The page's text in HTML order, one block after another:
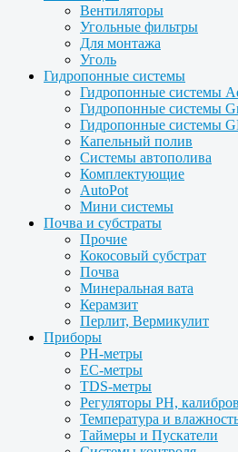
Вентиляторы
Угольные фильтры
Для монтажа
Уголь
Гидропонные системы
Гидропонные системы
Гидропонные системы
Гидропонные системы
Капельный полив
Системы автополива
Комплектующие
AutoPot
Мини системы
Почва и субстраты
Прочие
Кокосовый субстрат
Почва
Минеральная вата
Керамзит
Перлит, Вермикулит
Приборы
PH-метры
EC-метры
TDS-метры
Регуляторы PH,
Температура и
Таймеры и Пускатели